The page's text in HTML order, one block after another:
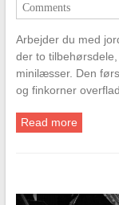
Comments
Arbejder du med
der to
minilæsser. Den
og finkorner
Read more